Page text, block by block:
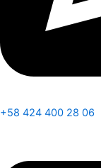
+58 424 400 28 06